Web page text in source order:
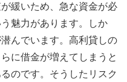
緩いため、急な資金が必
魅力があります。しか
んでいます。高利貸しの
に借金が増えてしまうと
のです。そうしたリスク